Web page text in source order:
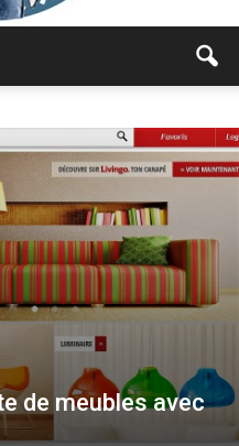
de meubles avec